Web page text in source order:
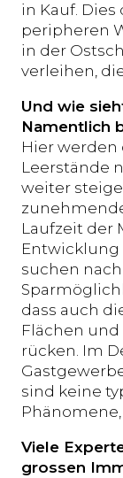
in Kauf.
peripheren
in der
verleihen,
Und wie
Namentlich
Hier
Leerstände
weiter
Laufzeit der
Entwicklung
suchen
dass auch
Flächen
rücken. Im
sind keine
Viele
grossen